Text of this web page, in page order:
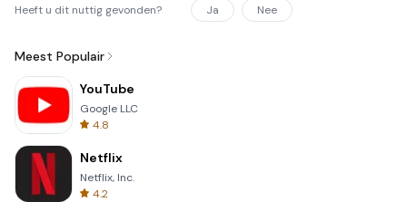
Heeft u dit nuttig gevonden? Ja Nee
Meest Populair
YouTube
Google LLC
4.8
Netflix
Netflix, Inc.
4.2